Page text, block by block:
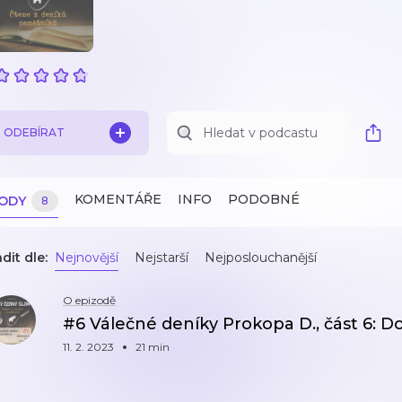
ODEBÍRAT
8 KOMENTÁŘE INFO PODOBNÉ
dle: Nejnovější Nejstarší Nejposlouchanější
O epizodě
#6 Válečné deníky Prokopa D., část 6:
11. 2. 2023 21 min